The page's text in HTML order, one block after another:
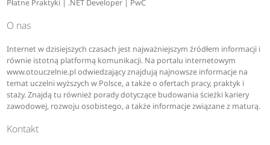
Płatne Praktyki | .NET Developer | PwC
O nas
Internet w dzisiejszych czasach jest najważniejszym źródłem informacji i
równie istotną platformą komunikacji. Na portalu internetowym
www.otouczelnie.pl odwiedzający znajdują najnowsze informacje na
temat uczelni wyższych w Polsce, a także o ofertach pracy, praktyk i
staży. Znajdą tu również porady dotyczące budowania ścieżki kariery
zawodowej, rozwoju osobistego, a także informacje związane z maturą.
Kontakt